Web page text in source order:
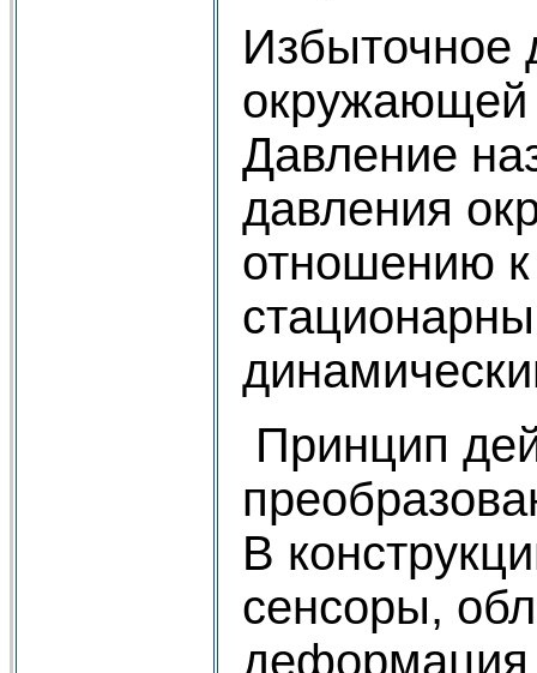
Избыточное
окружающей
Давление
давления
отношению
Принцип
В
сенсоры,
деформация